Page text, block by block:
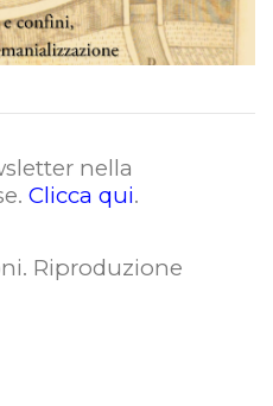
nella
Clicca qui.
Riproduzione